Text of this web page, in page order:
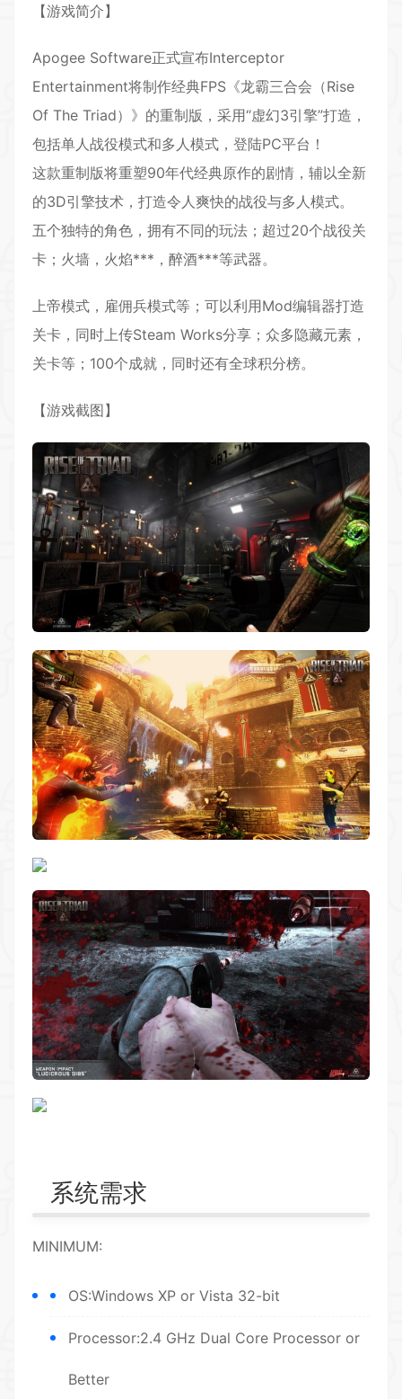
【游戏简介】
Apogee Software正式宣布Interceptor
Entertainment将制作经典FPS《龙霸三合会（Rise
Of The Triad）》的重制版，采用“虚幻3引擎”打造，
包括单人战役模式和多人模式，登陆PC平台！
这款重制版将重塑90年代经典原作的剧情，辅以全新
的3D引擎技术，打造令人爽快的战役与多人模式。
五个独特的角色，拥有不同的玩法；超过20个战役关
卡；火墙，火焰***，醉酒***等武器。
上帝模式，雇佣兵模式等；可以利用Mod编辑器打造
关卡，同时上传Steam Works分享；众多隐藏元素，
关卡等；100个成就，同时还有全球积分榜。
【游戏截图】
系统需求
MINIMUM:
OS:Windows XP or Vista 32-bit
Processor:2.4 GHz Dual Core Processor or
Better